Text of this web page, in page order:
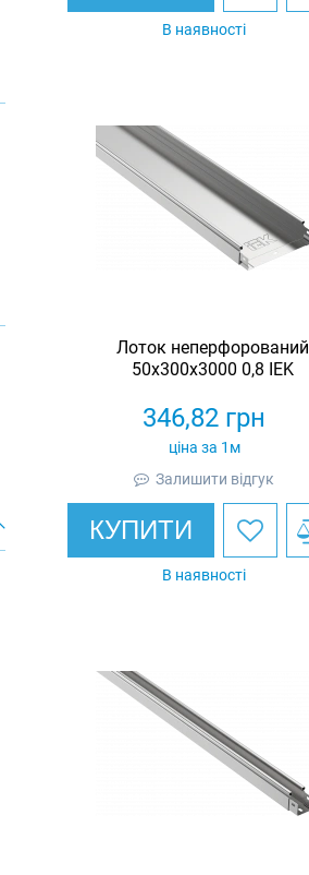
В наявності
Лоток неперфорований
50х300х3000 0,8 IEK
346,82 грн
ціна за 1м
Залишити відгук
КУПИТИ
В наявності